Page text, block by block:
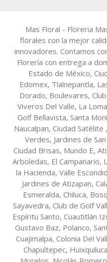
Mas Floral - Floreria
florales con la mejor
innovadores. Contamos
Florería con entrega a
Estado de México,
Edomex, Tlalnepantla,
Dorado, Boulevares,
Viveros Del Valle, La
Golf Bellavista, Santa
Naucalpan, Ciudad
Verdes, Jardines de
Ciudad Brisas, Mundo E,
Arboledas, El Campanario,
la Hacienda, Valle
Jardines de Atizapan,
Esmeralda, Chiluca,
Sayavedra, Club de Golf
Espíritu Santo, Cuautitlán
Gustavo Baz, Polanco,
Cuajimalpa, Colonia Del
Chapultepec,